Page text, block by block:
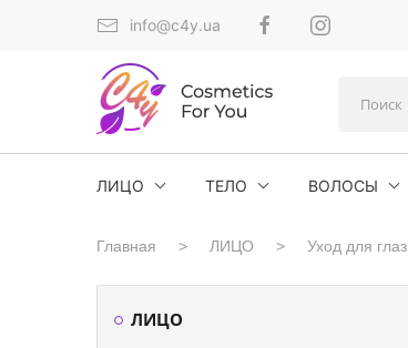
info@c4y.ua
ЛИЦО ТЕЛО ВОЛОСЫ
Главная ЛИЦО Уход для глаз
ЛИЦО